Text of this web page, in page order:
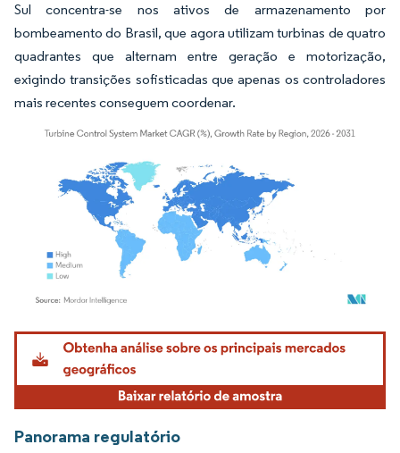
Sul concentra-se nos ativos de armazenamento por
bombeamento do Brasil, que agora utilizam turbinas de quatro
quadrantes que alternam entre geração e motorização,
exigindo transições sofisticadas que apenas os controladores
mais recentes conseguem coordenar.
Imagem © Mordor Intelligence. O reuso requer atribuição conforme CC BY 4.0.
Panorama regulatório